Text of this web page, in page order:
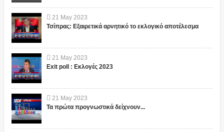
21 May 2023
Τσίπρας: Εξαιρετικά αρνητικό το εκλογικό αποτέλεσμα
21 May 2023
Exit poll : Εκλογές 2023
21 May 2023
Τα πρώτα προγνωστικά δείχνουν...